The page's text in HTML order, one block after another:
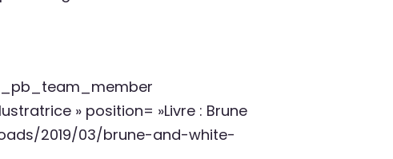
» position= »Livre : Brune
2019/03/brune-and-white-